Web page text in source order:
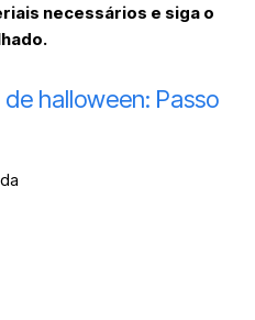
necessários e siga o
halloween: Passo